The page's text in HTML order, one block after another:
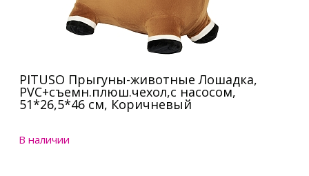
PITUSO Прыгуны-животные Лошадка,
PVC+съемн.плюш.чехол,с насосом,
51*26,5*46 см, Коричневый
В наличии